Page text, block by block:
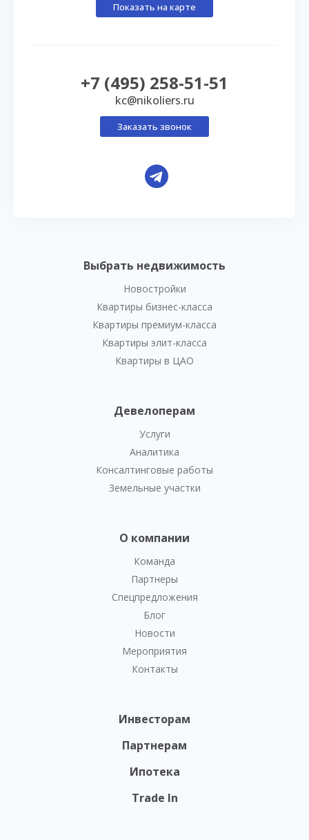
Выбрать недвижимость
Новостройки
Квартиры бизнес-класса
Квартиры премиум-класса
Квартиры элит-класса
Квартиры в ЦАО
Девелоперам
Услуги
Аналитика
Консалтинговые работы
Земельные участки
О компании
Команда
Партнеры
Спецпредложения
Блог
Новости
Мероприятия
Контакты
Инвесторам
Партнерам
Ипотека
Trade In
Показать на карте
+7 (495) 258-51-51
kc@nikoliers.ru
Заказать звонок